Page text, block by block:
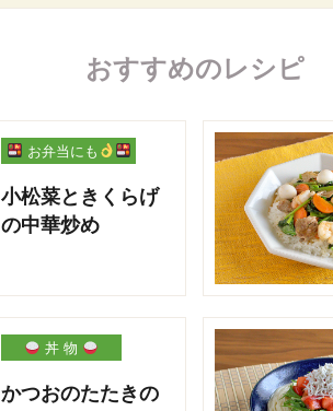
おすすめのレシピ
お弁当にも
小松菜ときくらげ
の中華炒め
丼 物
かつおのたたきの